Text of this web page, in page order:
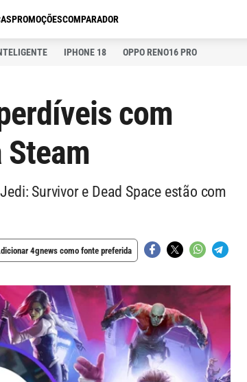
PROMOÇÕESCOMPARADOR
IPHONE 18 OPPO RENO16 PRO
com
Steam
Survivor e Dead Space estão com
4gnews como fonte preferida